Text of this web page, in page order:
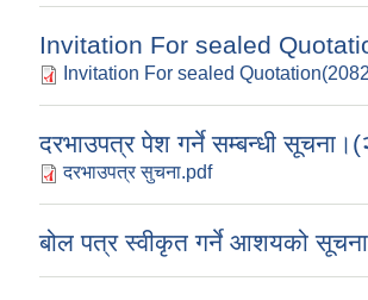
Invitation For sealed
Invitation For sealed
दरभाउपत्र पेश गर्ने सम्बन्धी
दरभाउपत्र सुचना.pdf
बोल पत्र स्वीकृत गर्ने आशयको